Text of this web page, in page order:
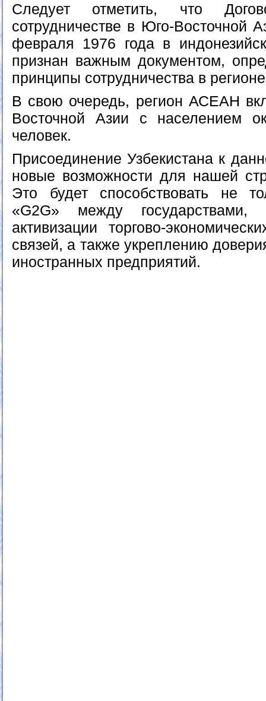
Следует отметить, что
сотрудничестве в Юго-Восточной
февраля 1976 года в
признан важным документом,
принципы сотрудничества в
В свою очередь, регион АСЕАН
Восточной Азии с населением
человек.
Присоединение Узбекистана к
новые возможности для нашей
Это будет способствовать не
«G2G» между
активизации торгово-
связей, а также укреплению
иностранных предприятий.